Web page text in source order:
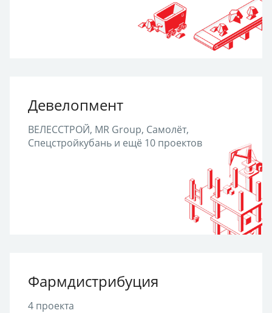
Девелопмент
ВЕЛЕССТРОЙ, MR Group, Самолёт,
Спецстройкубань и ещё 10 проектов
Фармдистрибуция
4 проекта